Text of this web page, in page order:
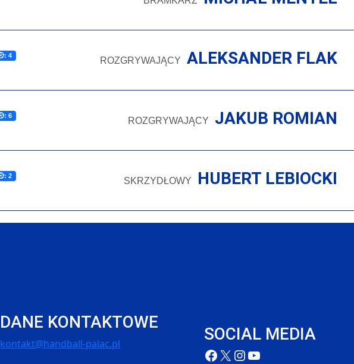
: 4 ROZGRYWAJĄCY ALEKSANDER FLAK
: 6 ROZGRYWAJĄCY JAKUB ROMIAN
: 2 SKRZYDŁOWY HUBERT LEBIOCKI
DANE KONTAKTOWE
kontakt@handball-palac.pl
SOCIAL MEDIA